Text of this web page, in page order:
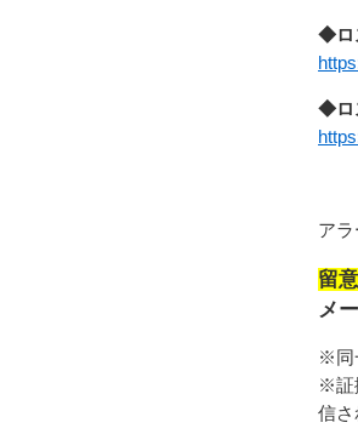
◆ロ
◆ロ
ア
留
メ
※同
※証
信さ